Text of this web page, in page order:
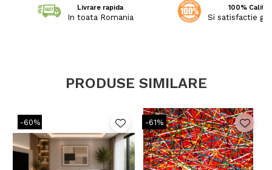
Livrare rapida
In toata Romania
100%
Si satisfactie
PRODUSE SIMILARE
-60% -61%